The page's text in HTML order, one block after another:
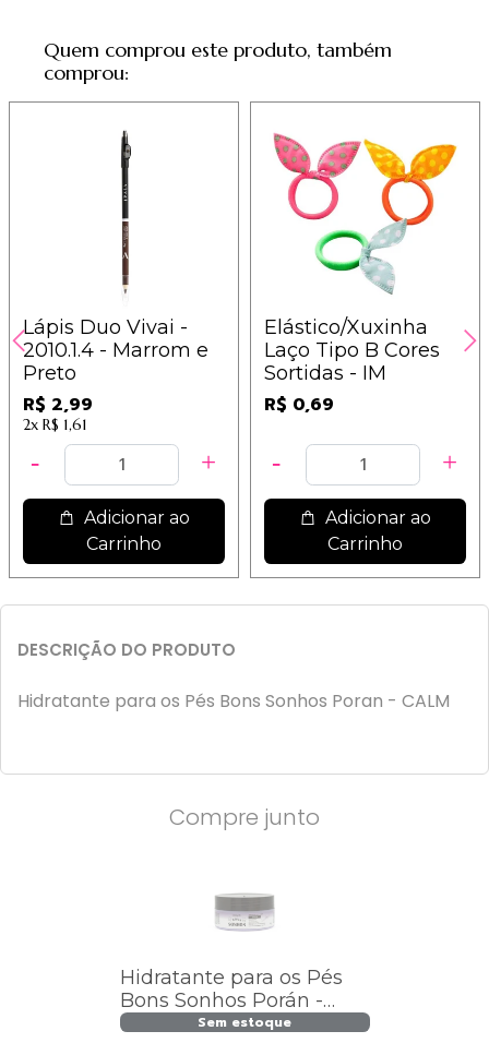
Quem comprou este produto, também
comprou:
Lápis Duo Vivai -
2010.1.4 - Marrom e
Preto
R$ 2,99
2x R$ 1,61
Adicionar ao
Carrinho
Elástico/Xuxinha
Laço Tipo B Cores
Sortidas - IM
R$ 0,69
Adicionar ao
Carrinho
DESCRIÇÃO DO PRODUTO
Hidratante para os Pés Bons Sonhos Poran - CALM
Compre junto
Hidratante para os Pés
Bons Sonhos Porán -
CALM
Sem estoque